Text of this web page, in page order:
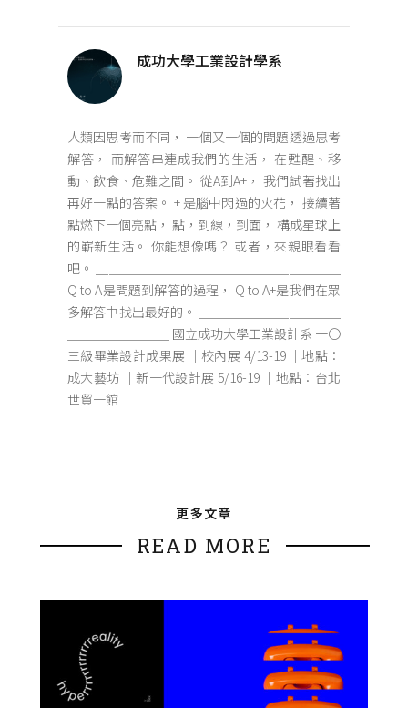
成功大學工業設計學系
人類因思考而不同， 一個又一個的問題透過思考
解答， 而解答串連成我們的生活， 在甦醒、移
動、飲食、危難之間。 從A到A+， 我們試著找出
再好一點的答案。 + 是腦中閃過的火花， 接續著
點燃下一個亮點， 點，到線，到面， 構成星球上
的嶄新生活。 你能想像嗎？ 或者，來親眼看看
吧。 ＿＿＿＿＿＿＿＿＿＿＿＿＿＿＿＿＿＿＿
Q to A是問題到解答的過程， Q to A+是我們在眾
多解答中找出最好的。 ＿＿＿＿＿＿＿＿＿＿＿
＿＿＿＿＿＿＿＿ 國立成功大學工業設計系 一〇
三級畢業設計成果展 ｜校內展 4/13-19 ｜地點：
成大藝坊 ｜新一代設計展 5/16-19 ｜地點：台北
世貿一館
更多文章
READ MORE